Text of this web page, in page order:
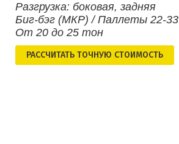
Разгрузка: боковая, задняя
Биг-бэг (МКР) / Паллеты 22-33
От 20 до 25 тон
РАСCЧИТАТЬ ТОЧНУЮ СТОИМОСТЬ